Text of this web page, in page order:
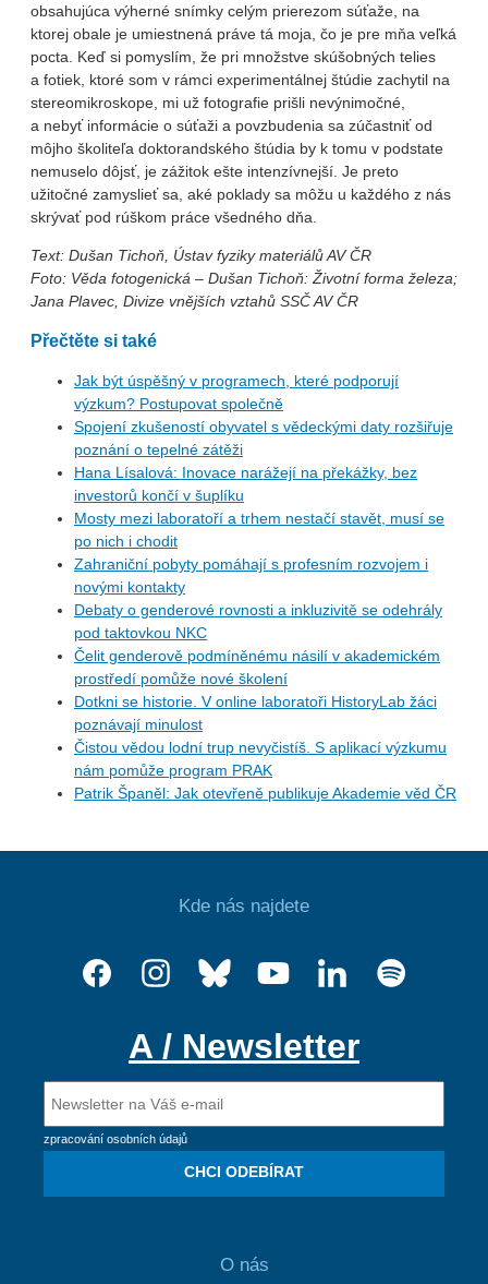
obsahujúca výherné snímky celým prierezom súťaže, na
ktorej obale je umiestnená práve tá moja, čo je pre mňa veľká
pocta. Keď si pomyslím, že pri množstve skúšobných telies
a fotiek, ktoré som v rámci experimentálnej štúdie zachytil na
stereomikroskope, mi už fotografie prišli nevýnimočné,
a nebyť informácie o súťaži a povzbudenia sa zúčastniť od
môjho školiteľa doktorandského štúdia by k tomu v podstate
nemuselo dôjsť, je zážitok ešte intenzívnejší. Je preto
užitočné zamyslieť sa, aké poklady sa môžu u každého z nás
skrývať pod rúškom práce všedného dňa.
Text: Dušan Tichoň, Ústav fyziky materiálů AV ČR
Foto: Věda fotogenická – Dušan Tichoň: Životní forma železa;
Jana Plavec, Divize vnějších vztahů SSČ AV ČR
Přečtěte si také
Jak být úspěšný v programech, které podporují
výzkum? Postupovat společně
Spojení zkušeností obyvatel s vědeckými daty rozšiřuje
poznání o tepelné zátěži
Hana Lísalová: Inovace narážejí na překážky, bez
investorů končí v šuplíku
Mosty mezi laboratoří a trhem nestačí stavět, musí se
po nich i chodit
Zahraniční pobyty pomáhají s profesním rozvojem i
novými kontakty
Debaty o genderové rovnosti a inkluzivitě se odehrály
pod taktovkou NKC
Čelit genderově podmíněnému násilí v akademickém
prostředí pomůže nové školení
Dotkni se historie. V online laboratoři HistoryLab žáci
poznávají minulost
Čistou vědou lodní trup nevyčistíš. S aplikací výzkumu
nám pomůže program PRAK
Patrik Španěl: Jak otevřeně publikuje Akademie věd ČR
Kde nás najdete
A / Newsletter
zpracování osobních údajů
CHCI ODEBÍRAT
O nás